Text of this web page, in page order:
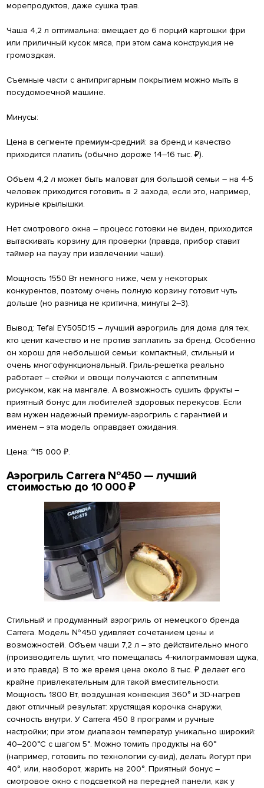
морепродуктов, даже сушка трав.
Чаша 4,2 л оптимальна: вмещает до 6 порций картошки фри
или приличный кусок мяса, при этом сама конструкция не
громоздкая.
Съемные части с антипригарным покрытием можно мыть в
посудомоечной машине.
Минусы:
Цена в сегменте премиум-средний: за бренд и качество
приходится платить (обычно дороже 14–16 тыс. ₽).
Объем 4,2 л может быть маловат для большой семьи – на 4-5
человек приходится готовить в 2 захода, если это, например,
куриные крылышки.
Нет смотрового окна – процесс готовки не виден, приходится
вытаскивать корзину для проверки (правда, прибор ставит
таймер на паузу при извлечении чаши).
Мощность 1550 Вт немного ниже, чем у некоторых
конкурентов, поэтому очень полную корзину готовит чуть
дольше (но разница не критична, минуты 2–3).
Вывод: Tefal EY505D15 – лучший аэрогриль для дома для тех,
кто ценит качество и не против заплатить за бренд. Особенно
он хорош для небольшой семьи: компактный, стильный и
очень многофункциональный. Гриль-решетка реально
работает – стейки и овощи получаются с аппетитным
рисунком, как на мангале. А возможность сушить фрукты –
приятный бонус для любителей здоровых перекусов. Если
вам нужен надежный премиум-аэрогриль с гарантией и
именем – эта модель оправдает ожидания.
Цена: ~15 000 ₽.
Аэрогриль Carrera №450 — лучший
стоимостью до 10 000 ₽
Стильный и продуманный аэрогриль от немецкого бренда
Carrera. Модель №450 удивляет сочетанием цены и
возможностей. Объем чаши 7,2 л – это действительно много
(производитель шутит, что помещалась 4-килограммовая щука,
и это правда). В то же время цена около 8 тыс. ₽ делает его
крайне привлекательным для такой вместительности.
Мощность 1800 Вт, воздушная конвекция 360° и 3D-нагрев
дают отличный результат: хрустящая корочка снаружи,
сочность внутри. У Carrera 450 8 программ и ручные
настройки; при этом диапазон температур уникально широкий:
40–200°C с шагом 5°. Можно томить продукты на 60°
(например, готовить по технологии су-вид), делать йогурт при
40°, или, наоборот, жарить на 200°. Приятный бонус –
смотровое окно с подсветкой на передней панели, как у